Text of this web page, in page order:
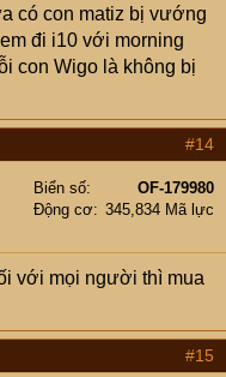
có con matiz bị vướng
đi i10 với morning
con Wigo là không bị
#14
Biển số
OF-179980
Động cơ
345,834 Mã lực
với mọi người thì mua
#15